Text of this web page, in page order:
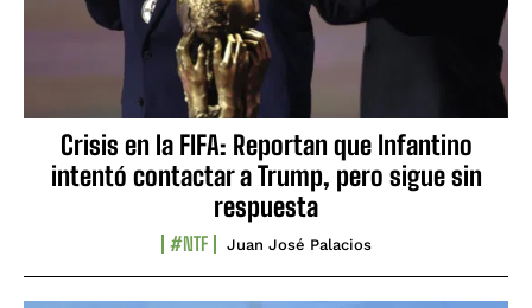
Crisis en la FIFA: Reportan que Infantino
intentó contactar a Trump, pero sigue sin
respuesta
#NTF Juan José Palacios